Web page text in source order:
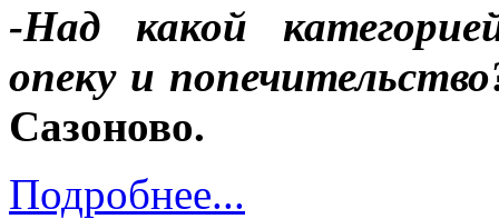
-Над какой
опеку и
Сазоново.
Подробнее...